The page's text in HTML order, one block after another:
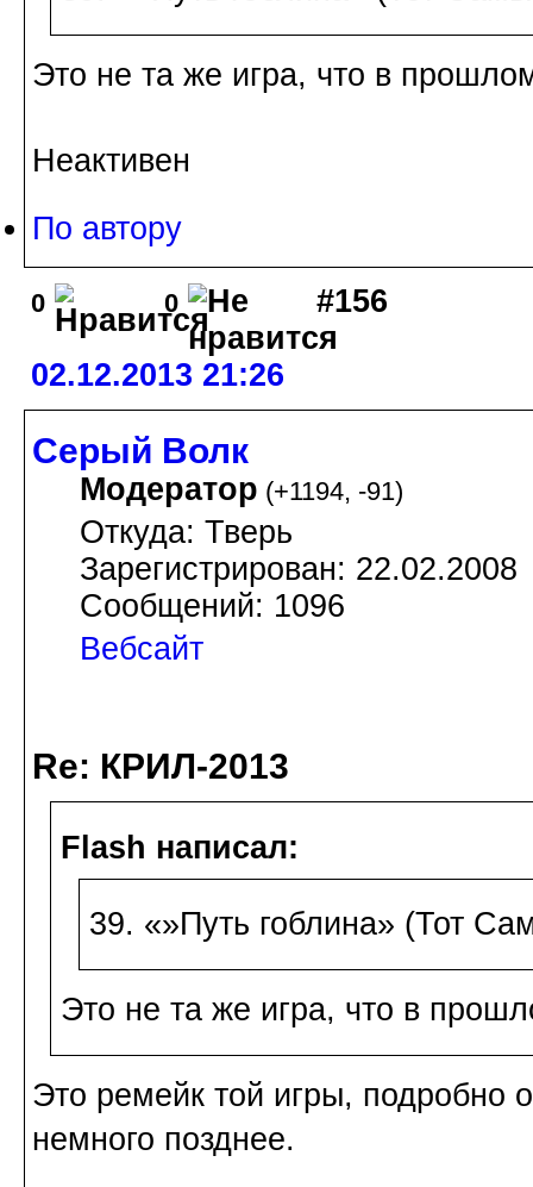
Это не та же игра, что в
Неактивен
По автору
0 0 #156
02.12.2013 21:26
Серый Волк
Модератор (+1194, -91)
Откуда: Тверь
Зарегистрирован: 22.02.2008
Сообщений: 1096
Вебсайт
Re: КРИЛ-2013
Flash написал:
39. «»Путь гоблина» (Тот
Это не та же игра, что в
Это ремейк той игры, подробно
немного позднее.